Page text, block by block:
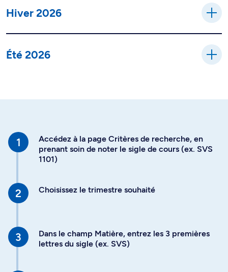
Hiver 2026
Été 2026
Accédez à la page Critères de recherche, en
prenant soin de noter le sigle de cours (ex. SVS
1101)
Choisissez le trimestre souhaité
Dans le champ Matière, entrez les 3 premières
lettres du sigle (ex. SVS)